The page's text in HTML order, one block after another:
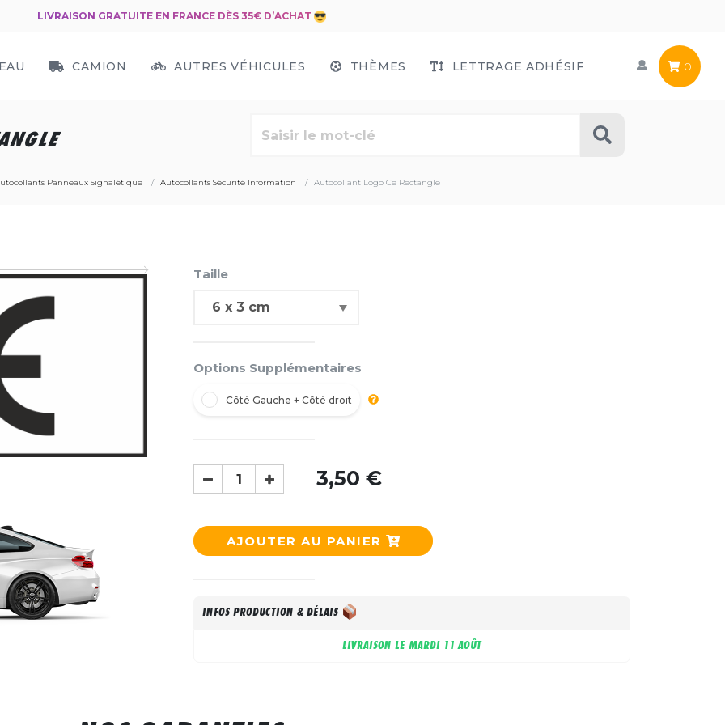
LIVRAISON GRATUITE EN FRANCE DÈS 35€ D’ACHAT
CAMION AUTRES VÉHICULES THÈMES LETTRAGE ADHÉSIF 0
Panneaux Signalétique Autocollants Sécurité Information Autocollant Logo Ce Rectangle
Taille
Options Supplémentaires
Côté Gauche + Côté droit
3,50 €
AJOUTER AU PANIER
INFOS PRODUCTION & DÉLAIS
LIVRAISON LE MARDI 11 AOÛT